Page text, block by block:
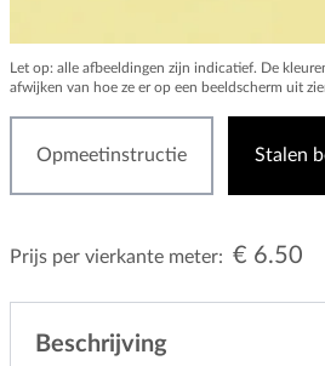
Let op: alle afbeeldingen zijn indicatief. De
afwijken van hoe ze er op een beeldscherm uit
Opmeetinstructie Stalen
Prijs per vierkante meter: € 6.50
Beschrijving